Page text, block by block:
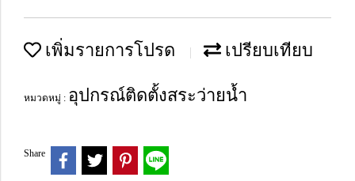
เพิ่มรายการโปรด เปรียบเทียบ
หมวดหมู่ : อุปกรณ์ติดตั้งสระว่ายน้ำ
Share